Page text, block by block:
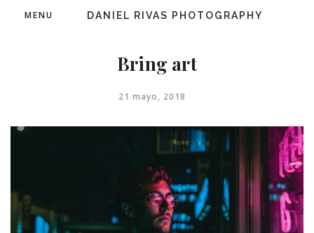
DANIEL RIVAS PHOTOGRAPHY
MENU
Bring art
21 mayo, 2018